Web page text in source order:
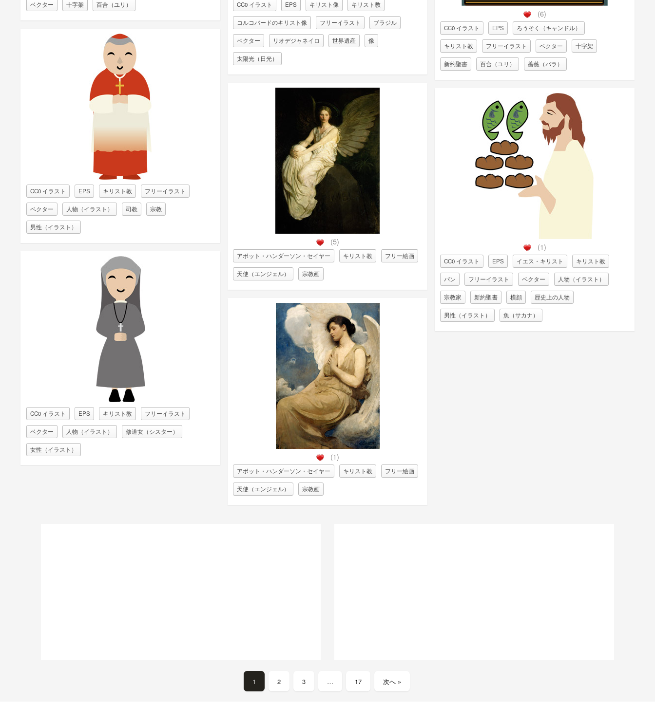
ベクター 十字架 百合（ユリ）
CC0 イラスト EPS キリスト教 フリーイラスト
ベクター 人物（イラスト） 司教 宗教
男性（イラスト）
CC0 イラスト EPS キリスト教 フリーイラスト
ベクター 人物（イラスト） 修道女（シスター）
女性（イラスト）
CC0 イラスト EPS キリスト像 キリスト教
コルコバードのキリスト像 フリーイラスト ブラジル
ベクター リオデジャネイロ 世界遺産 像
太陽光（日光）
(5)
アボット・ハンダーソン・セイヤー キリスト教 フリー絵画
天使（エンジェル） 宗教画
(1)
アボット・ハンダーソン・セイヤー キリスト教 フリー絵画
天使（エンジェル） 宗教画
(6)
CC0 イラスト EPS ろうそく（キャンドル）
キリスト教 フリーイラスト ベクター 十字架
新約聖書 百合（ユリ） 薔薇（バラ）
(1)
CC0 イラスト EPS イエス・キリスト キリスト教
パン フリーイラスト ベクター 人物（イラスト）
宗教家 新約聖書 横顔 歴史上の人物
男性（イラスト） 魚（サカナ）
1 2 3 … 17 次へ »